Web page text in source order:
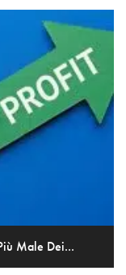
Male Dei...